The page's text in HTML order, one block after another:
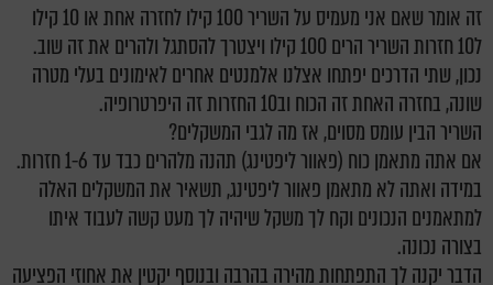
זה אומר שאם אני מעמיס על השריר 100 קילו לחזרה אחת או 10 קילו
ל10 חזרות השריר הרים 100 קילו ויצטרך להסתגל ולהרים את זה שוב.
נכון, שתי הדרכים יפתחו אצלנו אלמנטים אחרים לאימונים בעלי מטרה
שונה, בחזרה האחת זה הכוח וב10 החזרות זה היפרטרופיה.
השריר הבין עומס מסוים, אז מה לגבי המשקלים?
אם אתה מתאמן כוח (פאוור ליפטינג) תהנה מלהרים כבד עד 1-6 חזרות.
במידה ואתה לא מתאמן פאוור ליפטינג, תשאיר את המשקלים האלה
למתאמנים הנכונים וקח לך משקל שיהיה לך מעט קשה לעבוד איתו
בצורה נכונה.
הדבר יקנה לך התפתחות מהירה בהרבה ובנוסף יקטין את אחוזי הפציעה